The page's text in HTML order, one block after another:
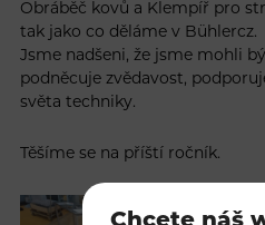
Obráběč kovů a Klempíř pro
tak jako co děláme v Bühlercz.
Jsme nadšeni, že jsme mohli
podněcuje zvědavost,
světa techniky.
Těšíme se na příští ročník.